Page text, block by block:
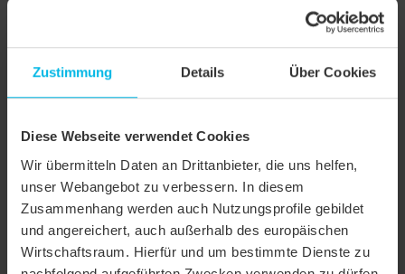
Zustimmung Details Über Cookies
Diese Webseite verwendet Cookies
Wir übermitteln Daten an Drittanbieter, die uns helfen,
unser Webangebot zu verbessern. In diesem
Zusammenhang werden auch Nutzungsprofile gebildet
und angereichert, auch außerhalb des europäischen
Wirtschaftsraum. Hierfür und um bestimmte Dienste zu
DETAILS
Produktfamilie Biberschwanzziegel KLASSIK
Produktgruppe Dachziegel